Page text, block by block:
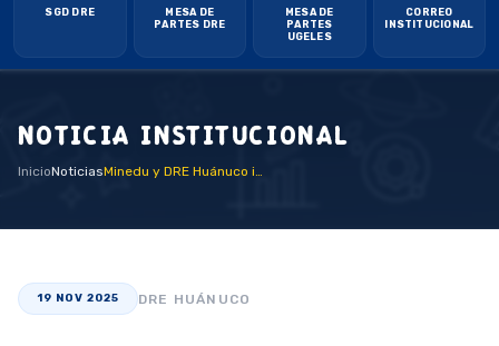
SGD DRE
MESA DE
PARTES DRE
MESA DE
PARTES
UGELES
CORREO
INSTITUCIONAL
NOTICIA INSTITUCIONAL
InicioNoticias Minedu y DRE Huánuco impulsan la mejora educativa en Tingo María con III Asistencia Técnica
19 NOV 2025 DRE HUÁNUCO